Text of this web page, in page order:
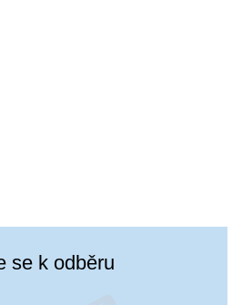
se k odběru